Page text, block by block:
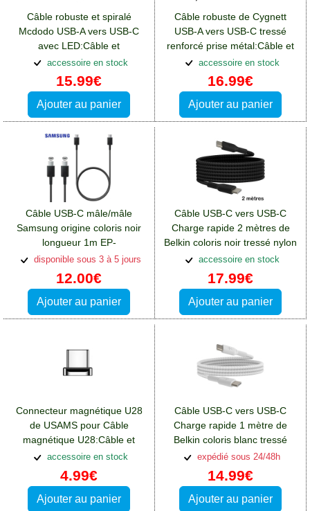
Câble robuste et spiralé
Mcdodo USB-A vers USB-C
avec LED:Câble et
connectivité Blackberry Key2
accessoire en stock
15.99€
Ajouter au panier
Câble robuste de Cygnett
USB-A vers USB-C tressé
renforcé prise métal:Câble et
connectivité Blackberry Key2
accessoire en stock
16.99€
Ajouter au panier
Câble USB-C mâle/mâle
Samsung origine coloris noir
longueur 1m EP-
DGA705:Câble et connectivité
Blackberry Key2
disponible sous 3 à 5 jours
12.00€
Ajouter au panier
Câble USB-C vers USB-C
Charge rapide 2 mètres de
Belkin coloris noir tressé nylon
60W
accessoire en stock
17.99€
Ajouter au panier
Connecteur magnétique U28
de USAMS pour Câble
magnétique U28:Câble et
connectivité Blackberry Key2
accessoire en stock
4.99€
Ajouter au panier
Câble USB-C vers USB-C
Charge rapide 1 mètre de
Belkin coloris blanc tressé
renforcé
expédié sous 24/48h
14.99€
Ajouter au panier